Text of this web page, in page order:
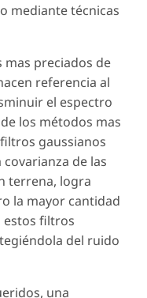
mediante técnicas
mas preciados de
referencia al
el espectro
los métodos mas
gaussianos
de las
terrena, logra
la mayor cantidad
estos filtros
del ruido
una